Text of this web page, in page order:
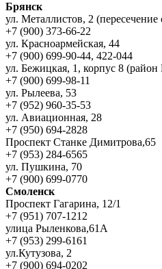
Брянск
ул. Металлистов, 2
+7 (900) 373-66-22
ул. Красноармейская, 44
+7 (900) 699-90-44, 422-044
ул. Бежицкая, 1, корпус 8
+7 (900) 699-98-11
ул. Рылеева, 53
+7 (952) 960-35-53
ул. Авиационная, 28
+7 (950) 694-2828
Проспект Станке Димитрова,65
+7 (953) 284-6565
ул. Пушкина, 70
+7 (900) 699-0770
Смоленск
Проспект Гагарина, 12/1
+7 (951) 707-1212
улица Рыленкова,61А
+7 (953) 299-6161
ул.Кутузова, 2
+7 (900) 694-0202